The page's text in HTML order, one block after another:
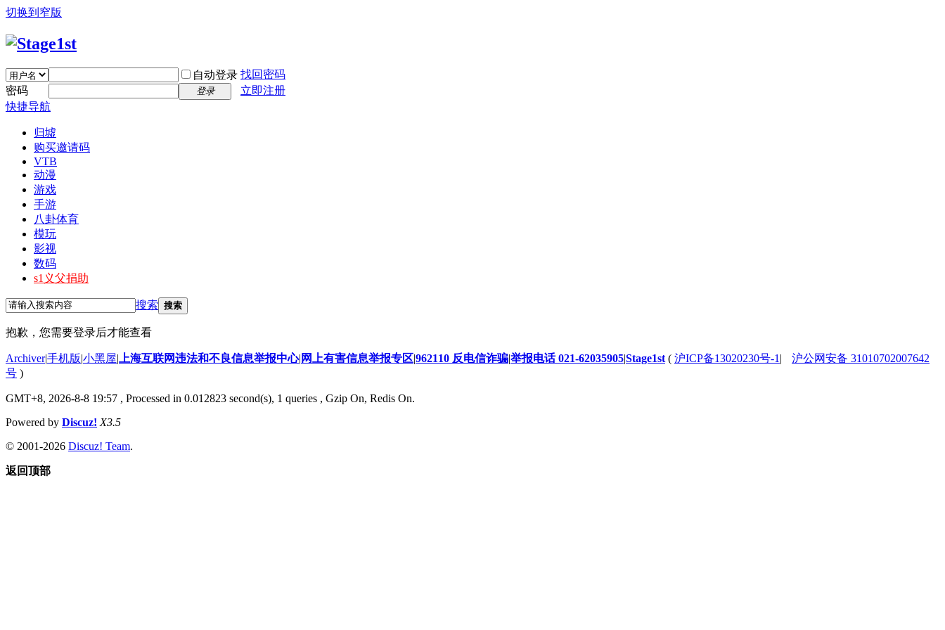
切换到窄版
自动登录 找回密码
密码
登录
立即注册
快捷导航
归墟
购买邀请码
VTB
动漫
游戏
手游
八卦体育
模玩
影视
数码
s1义父捐助
搜索 搜索
抱歉，您需要登录后才能查看
Archiver|手机版|小黑屋| 上海互联网违法和不良信息举报中心| 网上有害信息举报专区|962110 反电信诈骗|举报电话 021-62035905|Stage1st ( 沪ICP备13020230号-1 |
沪公网安备 31010702007642
号 )
GMT+8, 2026-8-8 19:57 , Processed in 0.012823 second(s), 1 queries , Gzip On, Redis On.
Powered by Discuz! X3.5
© 2001-2026 Discuz! Team.
返回顶部